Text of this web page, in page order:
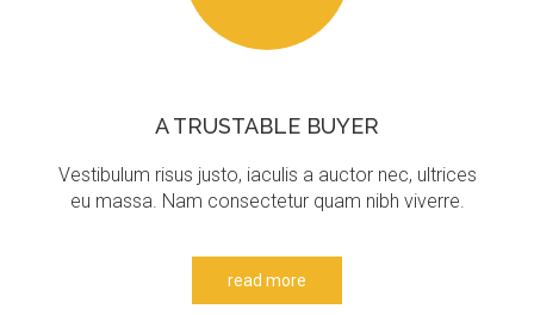
A TRUSTABLE BUYER
Vestibulum risus justo, iaculis a auctor nec, ultrices
eu massa. Nam consectetur quam nibh viverre.
read more